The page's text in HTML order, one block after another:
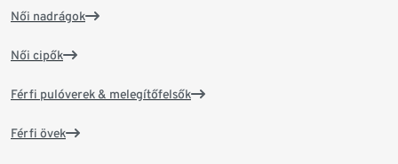
Női nadrágok
Női cipők
Férfi pulóverek & melegítőfelsők
Férfi övek